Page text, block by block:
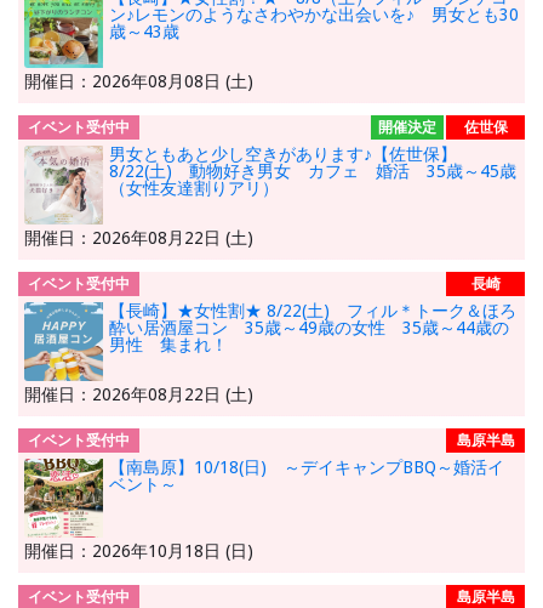
ン♪レモンのようなさわやかな出会いを♪ 男女とも30
歳～43歳
開催日：2026年08月08日 (土)
イベント受付中 開催決定 佐世保
男女ともあと少し空きがあります♪【佐世保】
8/22(土) 動物好き男女 カフェ 婚活 35歳～45歳
（女性友達割りアリ）
開催日：2026年08月22日 (土)
イベント受付中 長崎
【長崎】★女性割★ 8/22(土) フィル＊トーク＆ほろ
酔い居酒屋コン 35歳～49歳の女性 35歳～44歳の
男性 集まれ！
開催日：2026年08月22日 (土)
イベント受付中 島原半島
【南島原】10/18(日) ～デイキャンプBBQ～婚活イ
ベント～
開催日：2026年10月18日 (日)
イベント受付中 島原半島